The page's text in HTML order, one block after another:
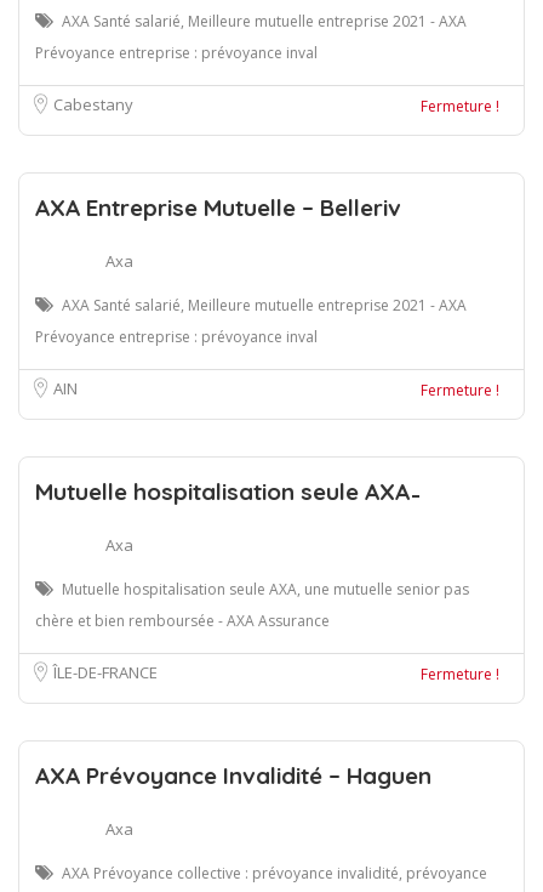
AXA Santé salarié, Meilleure mutuelle entreprise 2021 - AXA
Prévoyance entreprise : prévoyance inval
Cabestany Fermeture !
AXA Entreprise Mutuelle – Belleriv
Axa
AXA Santé salarié, Meilleure mutuelle entreprise 2021 - AXA
Prévoyance entreprise : prévoyance inval
AIN Fermeture !
Mutuelle hospitalisation seule AXA ̵
Axa
Mutuelle hospitalisation seule AXA, une mutuelle senior pas
chère et bien remboursée - AXA Assurance
ÎLE-DE-FRANCE Fermeture !
AXA Prévoyance Invalidité – Haguen
Axa
AXA Prévoyance collective : prévoyance invalidité, prévoyance